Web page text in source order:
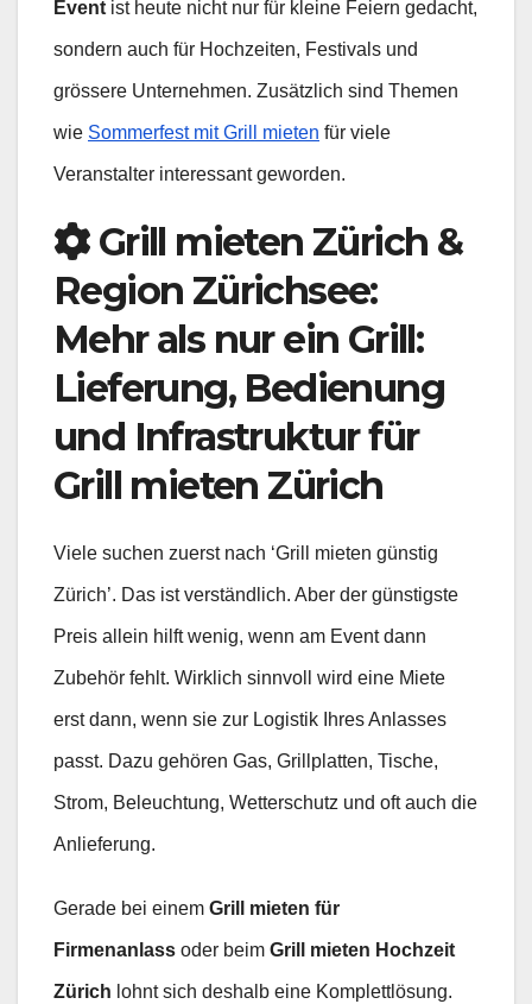
Event ist heute nicht nur für kleine Feiern gedacht,
sondern auch für Hochzeiten, Festivals und
grössere Unternehmen. Zusätzlich sind Themen
wie Sommerfest mit Grill mieten für viele
Veranstalter interessant geworden.
Grill mieten Zürich &
Region Zürichsee:
Mehr als nur ein Grill:
Lieferung, Bedienung
und Infrastruktur für
Grill mieten Zürich
Viele suchen zuerst nach ‘Grill mieten günstig
Zürich’. Das ist verständlich. Aber der günstigste
Preis allein hilft wenig, wenn am Event dann
Zubehör fehlt. Wirklich sinnvoll wird eine Miete
erst dann, wenn sie zur Logistik Ihres Anlasses
passt. Dazu gehören Gas, Grillplatten, Tische,
Strom, Beleuchtung, Wetterschutz und oft auch die
Anlieferung.
Gerade bei einem Grill mieten für
Firmenanlass oder beim Grill mieten Hochzeit
Zürich lohnt sich deshalb eine Komplettlösung.